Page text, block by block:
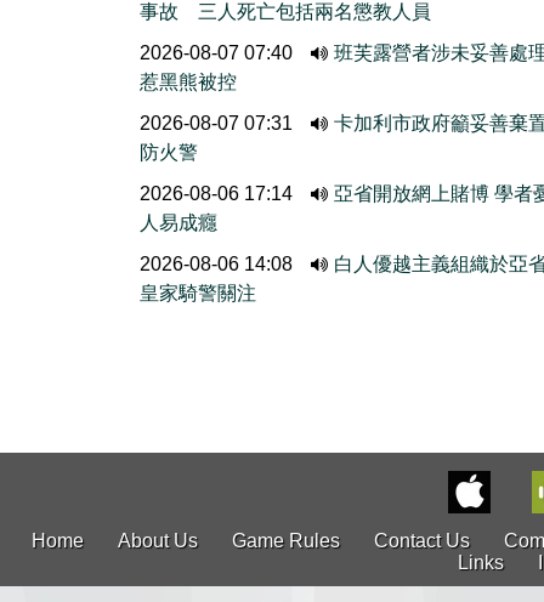
事故 三人死亡包括兩名懲教人員
2026-08-07 07:40
班芙露營者涉未妥善處
惹黑熊被控
2026-08-07 07:31
卡加利市政府籲妥善棄
防火警
2026-08-06 17:14
亞省開放網上賭博 學者
人易成癮
2026-08-06 14:08
白人優越主義組織於亞
皇家騎警關注
Home About Us Game Rules Contact Us
Links